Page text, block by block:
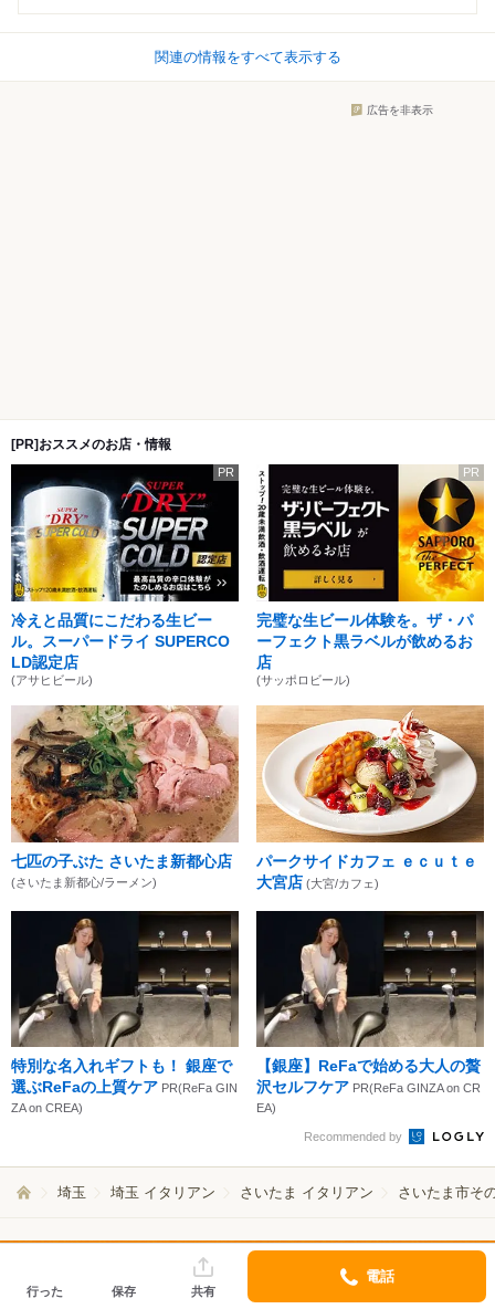
関連の情報をすべて表示する
広告を非表示
[PR]おススメのお店・情報
PR
冷えと品質にこだわる生ビー
ル。スーパードライ SUPERCO
LD認定店
(アサヒビール)
PR
完璧な生ビール体験を。ザ・パ
ーフェクト黒ラベルが飲めるお
店
(サッポロビール)
七匹の子ぶた さいたま新都心店
(さいたま新都心/ラーメン)
パークサイドカフェ ｅｃｕｔｅ
大宮店 (大宮/カフェ)
特別な名入れギフトも！ 銀座で
選ぶReFaの上質ケア PR(ReFa GIN
ZA on CREA)
【銀座】ReFaで始める大人の贅
沢セルフケア PR(ReFa GINZA on CR
EA)
Recommended by
埼玉 埼玉 イタリアン さいたま イタリアン さいたま市そ
行った 保存 共有
電話